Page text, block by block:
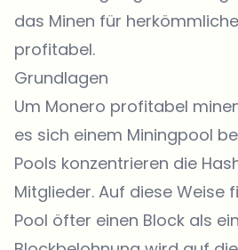
das Minen für herkömmliche
profitabel.
Grundlagen
Um Monero profitabel
es sich einem Miningpool
Pools konzentrieren die
Mitglieder. Auf diese Weise
Pool öfter einen Block als